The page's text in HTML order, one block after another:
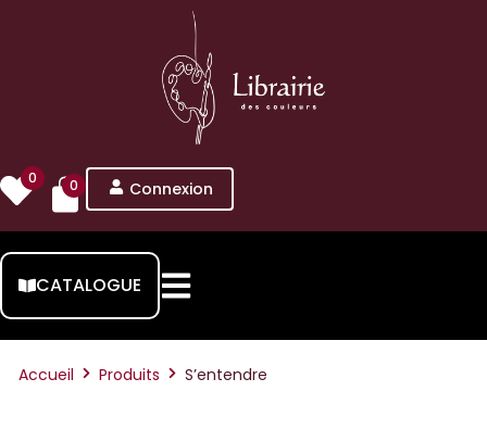
0 0 Connexion
CATALOGUE
Accueil Produits S’entendre